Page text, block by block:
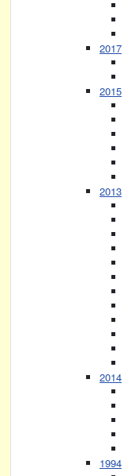
2017
2015
2013
2014
1994